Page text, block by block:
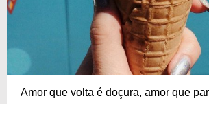
Amor que volta é doçura, amor que